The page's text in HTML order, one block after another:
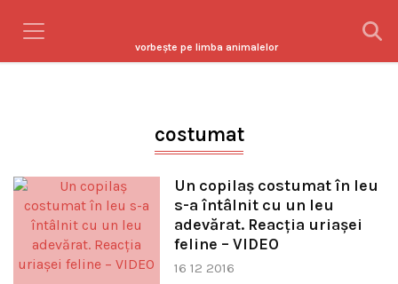
vorbeşte pe limba animalelor
costumat
Un copilaş costumat în leu
s-a întâlnit cu un leu
adevărat. Reacţia uriaşei
feline – VIDEO
16 12 2016